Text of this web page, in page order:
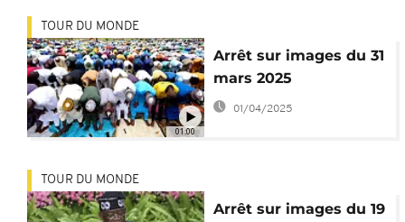
01:00
TOUR DU MONDE
Arrêt sur images du 31
mars 2025
01/04/2025
TOUR DU MONDE
Arrêt sur images du 19